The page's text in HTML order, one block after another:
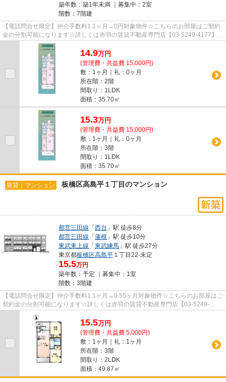
築年数：築1年未満 ｜募集中： 2室
階数：7階建
【電話問合せ限定】仲介手数料1.1ヶ月→0円対象物件☆こちらのお部屋はご契約
金の分割可能になります☆詳しくは赤羽の賃貸不動産専門店【03-5249-4177】
VISION赤羽店までご連絡下さい！！
14.9万円
(管理費・共益費 15,000円)
敷：1ヶ月｜礼：0ヶ月
所在階：2階
間取り：1LDK
面積：35.70㎡
15.3万円
(管理費・共益費 15,000円)
敷：1ヶ月｜礼：0ヶ月
所在階：3階
間取り：1LDK
面積：35.70㎡
賃貸｜マンション 板橋区高島平１丁目のマンション
都営三田線 「西台 」駅 徒歩8分
都営三田線 「蓮根 」駅 徒歩10分
東武東上線 「東武練馬 」駅 徒歩27分
東京都板橋区高島平 １丁目22-未定
15.5万円
築年数：予定 ｜募集中： 1室
階数：3階建
【電話問合せ限定】仲介手数料1.1ヶ月→0.55ヶ月対象物件☆こちらのお部屋はご
契約金の分割可能になります☆詳しくは赤羽の賃貸不動産専門店【03-5249-
4177】VISION赤羽店までご連絡下さ...
15.5万円
(管理費・共益費 5,000円)
敷：1ヶ月｜礼：1ヶ月
所在階：3階
間取り：2LDK
面積：49.87㎡